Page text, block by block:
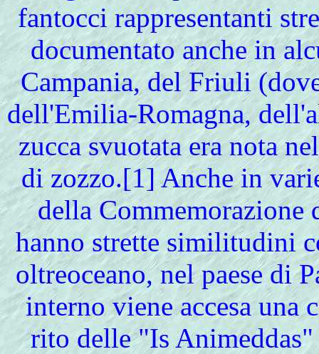
fantocci rappresentanti
documentato anche in
Campania, del Friuli
dell'Emilia-Romagna,
zucca svuotata era nota
di zozzo.[1] Anche in
della
hanno strette similitudini
oltreoceano, nel paese di
interno viene accesa una
rito delle "Is